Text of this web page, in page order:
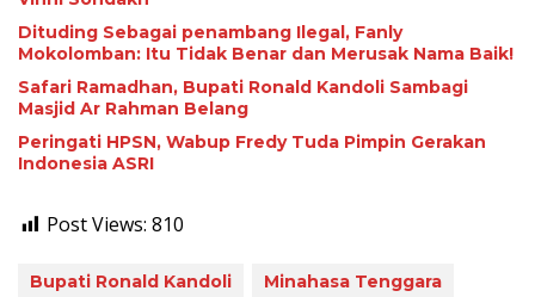
Dituding Sebagai penambang Ilegal, Fanly
Mokolomban: Itu Tidak Benar dan Merusak Nama Baik!
Safari Ramadhan, Bupati Ronald Kandoli Sambagi
Masjid Ar Rahman Belang
Peringati HPSN, Wabup Fredy Tuda Pimpin Gerakan
Indonesia ASRI
Post Views: 810
Bupati Ronald Kandoli
Minahasa Tenggara